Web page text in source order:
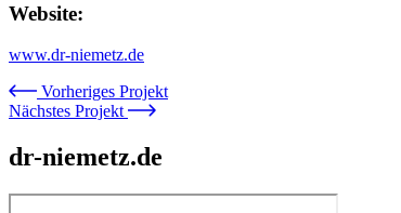
Website:
www.dr-niemetz.de
Vorheriges Projekt
Nächstes Projekt
dr-niemetz.de